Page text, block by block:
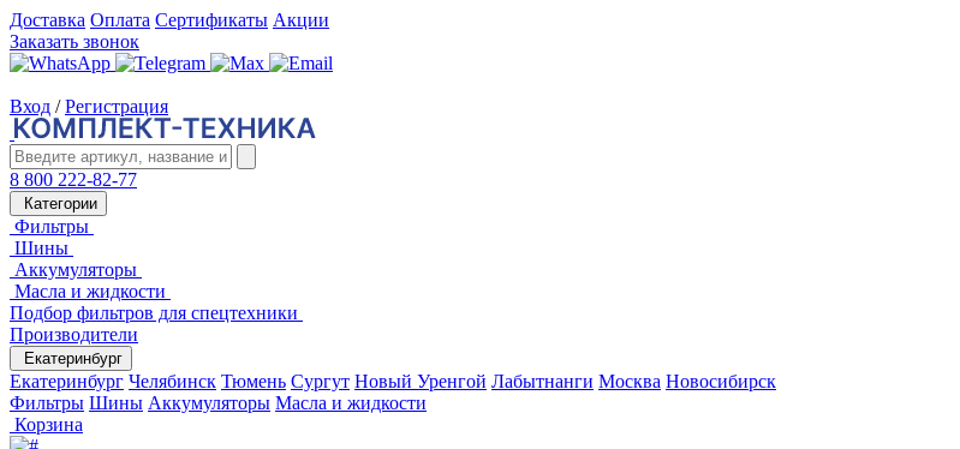
Доставка Оплата Сертификаты Акции
Заказать звонок
Вход / Регистрация
8 800 222-82-77
Категории
Фильтры
Шины
Аккумуляторы
Масла и жидкости
Подбор фильтров для спецтехники
Производители
Екатеринбург
Екатеринбург Челябинск Тюмень Сургут Новый Уренгой Лабытнанги Москва Новосибирск
Фильтры Шины Аккумуляторы Масла и жидкости
Корзина